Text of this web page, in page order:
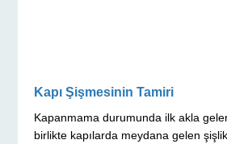
Kapı Şişmesinin Tamiri
Kapanmama durumunda ilk akla
birlikte kapılarda meydana gelen